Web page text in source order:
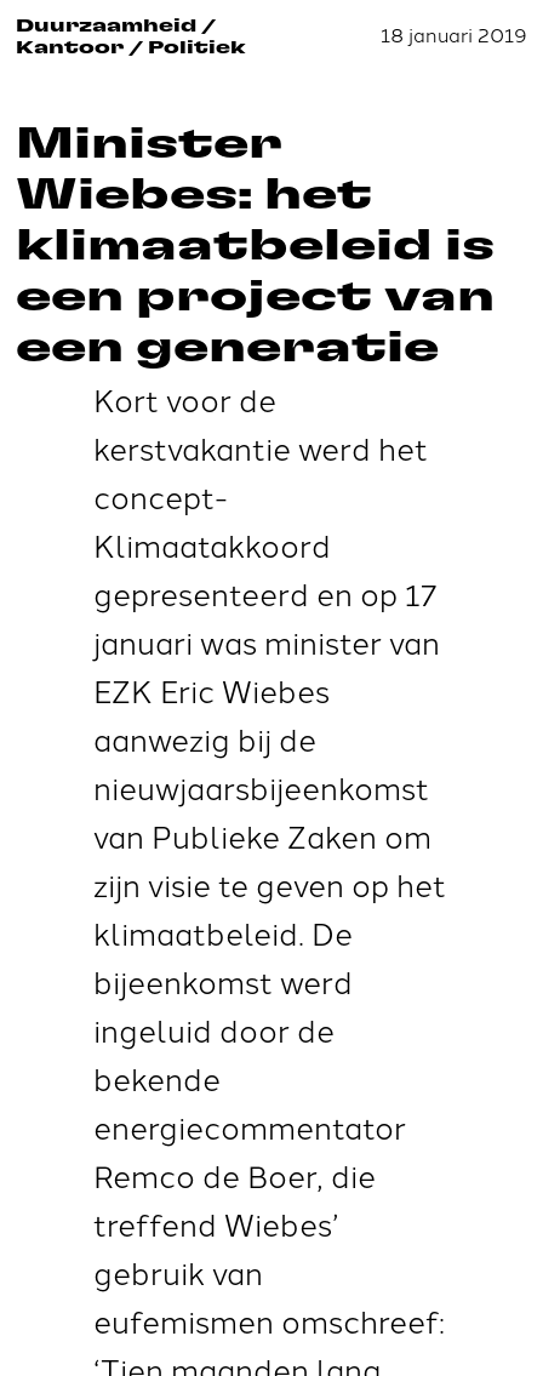
Duurzaamheid /
Kantoor / Politiek
18 januari 2019
Minister
Wiebes: het
klimaatbeleid is
een project van
een generatie
Kort voor de
kerstvakantie werd het
concept-
Klimaatakkoord
gepresenteerd en op 17
januari was minister van
EZK Eric Wiebes
aanwezig bij de
nieuwjaarsbijeenkomst
van Publieke Zaken om
zijn visie te geven op het
klimaatbeleid. De
bijeenkomst werd
ingeluid door de
bekende
energiecommentator
Remco de Boer, die
treffend Wiebes’
gebruik van
eufemismen omschreef: